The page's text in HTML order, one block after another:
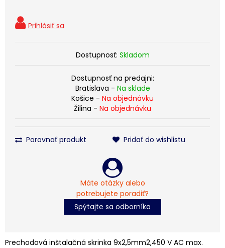
Dostupnosť: Skladom
Dostupnosť na predajni:
Bratislava - Na sklade
Košice - Na objednávku
Žilina - Na objednávku
Porovnať produkt Pridať do wishlistu
Máte otázky alebo
potrebujete poradiť?
Spýtajte sa odborníka
Prechodová inštalačná skrinka 9x2,5mm2,450 V AC max.